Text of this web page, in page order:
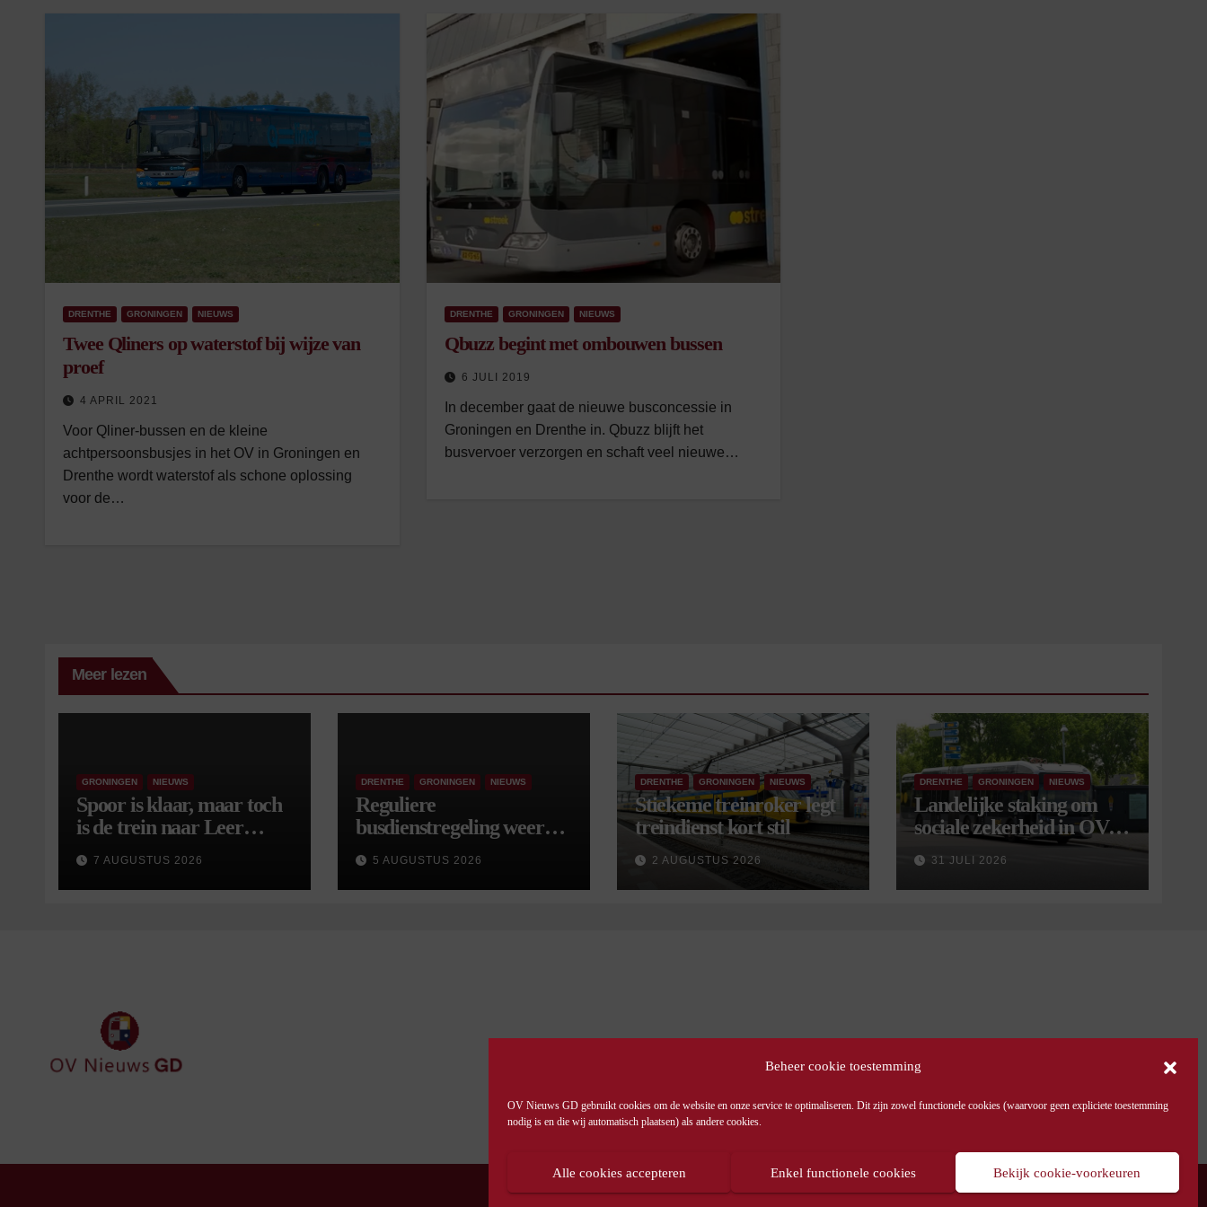
Beheer cookie toestemming
OV Nieuws GD gebruikt cookies om de website en onze service te optimaliseren. Dit zijn zowel functionele cookies (waarvoor geen expliciete toestemming
nodig is en die wij automatisch plaatsen) als andere cookies.
Alle cookies accepteren Enkel functionele cookies Bekijk cookie-voorkeuren
DRENTHE GRONINGEN NIEUWS
Twee Qliners op waterstof bij wijze van
proef
4 APRIL 2021
Voor Qliner-bussen en de kleine
achtpersoonsbusjes in het OV in Groningen en
Drenthe wordt waterstof als schone oplossing
voor de…
DRENTHE GRONINGEN NIEUWS
Qbuzz begint met ombouwen bussen
6 JULI 2019
In december gaat de nieuwe busconcessie in
Groningen en Drenthe in. Qbuzz blijft het
busvervoer verzorgen en schaft veel nieuwe…
Meer lezen
GRONINGEN NIEUWS
Spoor is klaar, maar toch
is de trein naar Leer
opnieuw vertraagd
7 AUGUSTUS 2026
DRENTHE GRONINGEN NIEUWS
Reguliere
busdienstregeling weer
van start, met kleine
wijzigingen
5 AUGUSTUS 2026
DRENTHE GRONINGEN NIEUWS
Stiekeme treinroker legt
treindienst kort stil
2 AUGUSTUS 2026
DRENTHE GRONINGEN NIEUWS
Landelijke staking om
sociale zekerheid in OV
aangekondigd voor 9
september
31 JULI 2026
© OV Nieuws GD -Privacyverklaring